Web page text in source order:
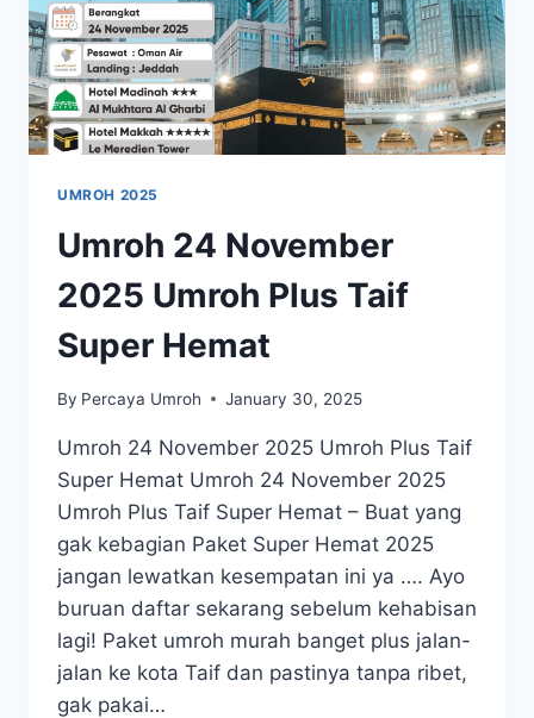
UMROH 2025
Umroh 24 November
2025 Umroh Plus Taif
Super Hemat
By Percaya Umroh January 30, 2025
Umroh 24 November 2025 Umroh Plus Taif
Super Hemat Umroh 24 November 2025
Umroh Plus Taif Super Hemat – Buat yang
gak kebagian Paket Super Hemat 2025
jangan lewatkan kesempatan ini ya …. Ayo
buruan daftar sekarang sebelum kehabisan
lagi! Paket umroh murah banget plus jalan-
jalan ke kota Taif dan pastinya tanpa ribet,
gak pakai…